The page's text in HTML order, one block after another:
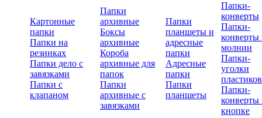
Картонные
папки
Папки на
резинках
Папки дело с
завязками
Папки с
клапаном
Папки
архивные
Боксы
архивные
Короба
архивные для
папок
Папки
архивные с
завязками
Папки
планшеты и
адресные
папки
Адресные
папки
Папки
планшеты
Папки-
конверты
Папки-
конверты
молнии
Папки-
уголки
Папки-
конверты
кнопке